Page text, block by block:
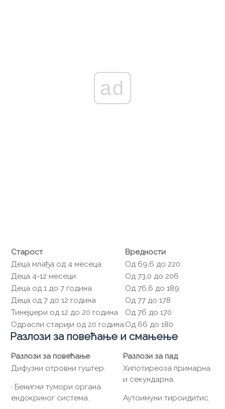
ad
Старост
Вредности
Деца млађа од 4 месеца
Од 69,6 до 220
Деца 4-12 месеци
Од 73,0 до 206
Деца од 1 до 7 година
Од 76,6 до 189
Деца од 7 до 12 година
Од 77 до 178
Тинејџери од 12 до 20 година
Од 76 до 170
Одрасли старији од 20 годинаОд 66 до 180
Разлози за повећање и смањење
Разлози за повећање
Разлози за пад
Дифузни отровни гуштер.
· Бенигни тумори органа
ендокриног система.
Хипотиреоза примарна
и секундарна.
Аутоимуни тироидитис.